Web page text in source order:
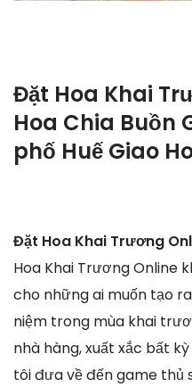
Đặt Hoa Khai
Hoa Chia Buồn
phố Huế Giao
Đặt Hoa Khai Trương
Hoa Khai Trương Online
cho những ai muốn tạo
niệm trong mùa khai
nhà hàng, xuất xắc bất
tôi đưa về đến game